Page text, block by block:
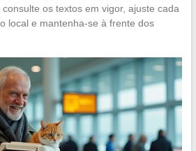
os textos em vigor, ajuste cada
local e mantenha-se à frente dos